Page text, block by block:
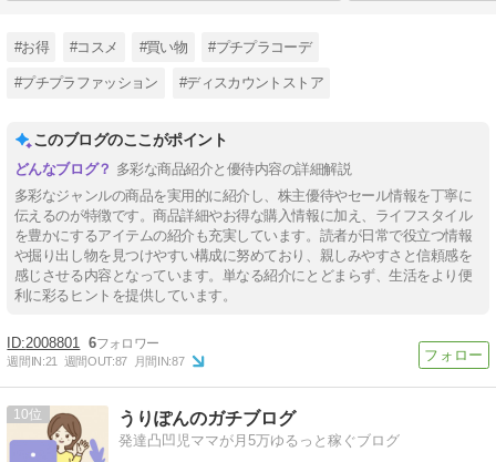
#お得 #コスメ #買い物 #プチプラコーデ
#プチプラファッション #ディスカウントストア
このブログのここがポイント
多彩な商品紹介と優待内容の詳細解説
多彩なジャンルの商品を実用的に紹介し、株主優待やセール情報を丁寧に
伝えるのが特徴です。商品詳細やお得な購入情報に加え、ライフスタイル
を豊かにするアイテムの紹介も充実しています。読者が日常で役立つ情報
や掘り出し物を見つけやすい構成に努めており、親しみやすさと信頼感を
感じさせる内容となっています。単なる紹介にとどまらず、生活をより便
利に彩るヒントを提供しています。
2008801 6
週間IN:21 週間OUT:87 月間IN:87
10 うりぽんのガチブログ
発達凸凹児ママが月5万ゆるっと稼ぐブログ